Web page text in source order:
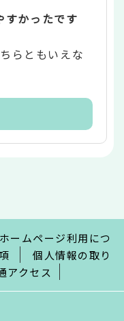
すかったです
らともいえな
ホームページ利用につ
個人情報の取り
アクセス